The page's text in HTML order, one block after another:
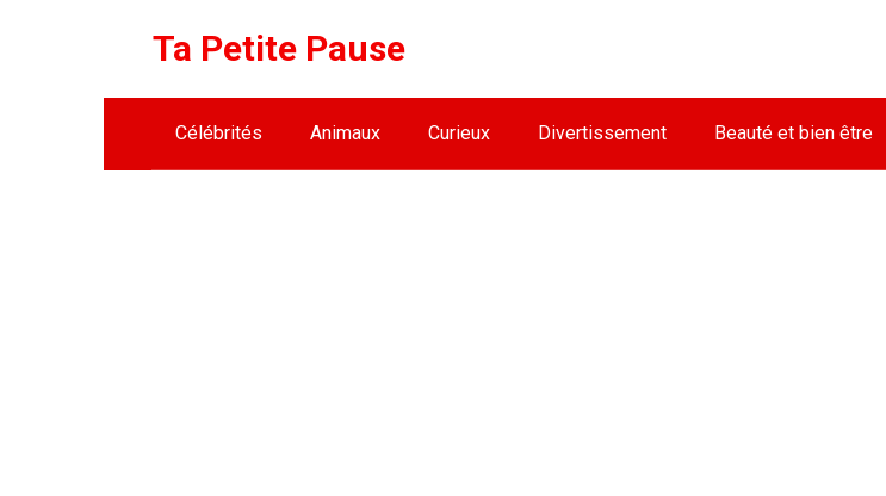
Ta Petite Pause
Célébrités Animaux Curieux Divertissement Beauté et bien être